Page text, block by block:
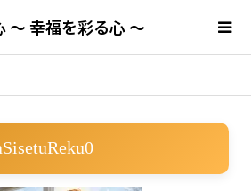
～ 幸福を彩る心 ～